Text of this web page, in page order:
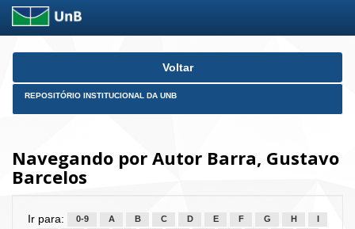
Skip
Voltar
REPOSITÓRIO INSTITUCIONAL DA UNB
Navegando por Autor Barra, Gustavo
Barcelos
Ir para: 0-9 A B C D E F G H